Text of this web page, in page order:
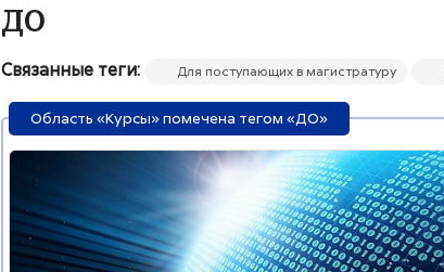
ДО
Связанные теги: Для поступающих в магистратуру
Область «Курсы» помечена тегом «ДО»
Изображение курса" Веб-графы и методы работы с ними